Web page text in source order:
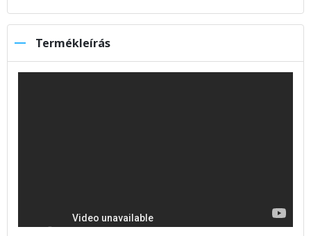
Termékleírás